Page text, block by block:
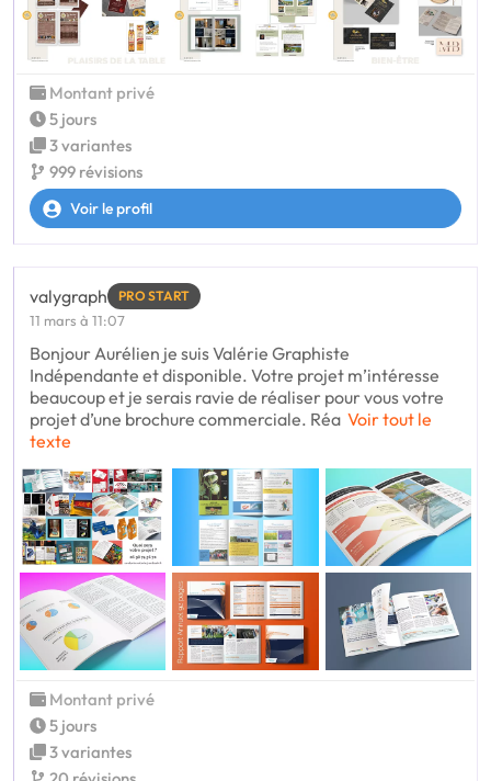
Montant privé
5 jours
3 variantes
999 révisions
Voir le profil
valygraph PRO START
11 mars à 11:07
Bonjour Aurélien je suis Valérie Graphiste
Indépendante et disponible. Votre projet m’intéresse
beaucoup et je serais ravie de réaliser pour vous votre
projet d’une brochure commerciale. Réa Voir tout le
texte
Montant privé
5 jours
3 variantes